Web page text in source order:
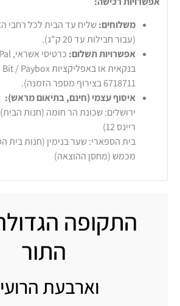
משלוחים:
(עבור חבילות עד 20 ק"ג).
אפשרויות תשלום:
6718711 בצירוף מספר הזמנה).
איסוף עצמי (חינם, בתיאום מראש):
ירושלים: שכונת הר חומה (חנות
ריינס 12)
בית הספארי: שער בנימין (חנות בית
מכמש (מחסן ההוצאה)
התקופה
התור
וארבעת